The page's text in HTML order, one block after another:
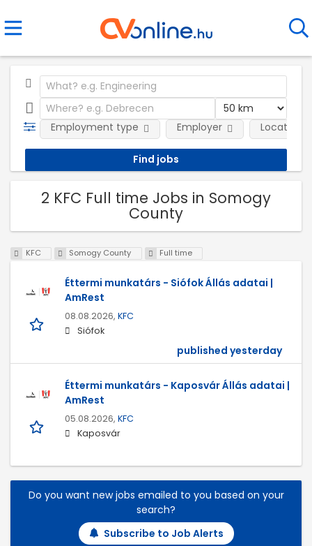
Employment type Employer Location
2 KFC Full time Jobs in Somogy
County
KFC Somogy County Full time
Éttermi munkatárs - Siófok Állás adatai |
AmRest
08.08.2026, KFC
Siófok
published yesterday
Éttermi munkatárs - Kaposvár Állás adatai |
AmRest
05.08.2026, KFC
Kaposvár
Do you want new jobs emailed to you based on your
search?
Subscribe to Job Alerts